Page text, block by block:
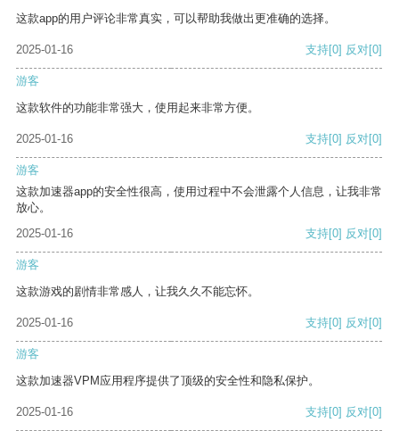
这款app的用户评论非常真实，可以帮助我做出更准确的选择。
2025-01-16 支持[0] 反对[0]
游客
这款软件的功能非常强大，使用起来非常方便。
2025-01-16 支持[0] 反对[0]
游客
这款加速器app的安全性很高，使用过程中不会泄露个人信息，让我非常
放心。
2025-01-16
支持[0] 反对[0]
游客
这款游戏的剧情非常感人，让我久久不能忘怀。
2025-01-16 支持[0] 反对[0]
游客
这款加速器VPM应用程序提供了顶级的安全性和隐私保护。
2025-01-16 支持[0] 反对[0]